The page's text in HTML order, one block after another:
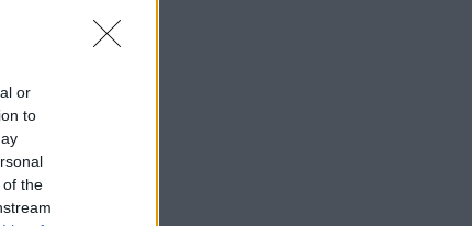
or
to
of the